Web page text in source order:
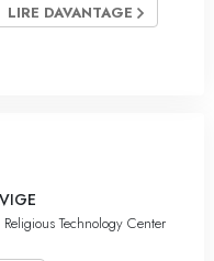
LIRE DAVANTAGE
Technology Center